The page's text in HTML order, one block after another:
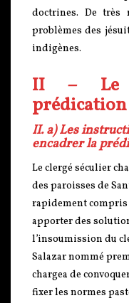
doctrines. De très
problèmes des
indigènes.
II – Le
II. a) Les
encadrer la
Le clergé séculier
des paroisses de
rapidement compris
apporter des
l’insoumission du
Salazar nommé
chargea de
fixer les normes